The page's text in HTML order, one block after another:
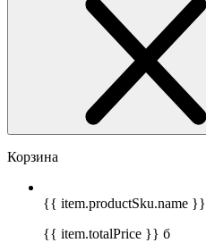
Корзина
{{ item.productSku.name }}
{{ item.totalPrice }} б